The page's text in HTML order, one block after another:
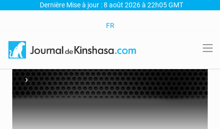
Dernière Mise à jour : 8 août 2026 à 22h05 GMT
FR
›